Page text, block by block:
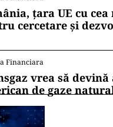
țara UE cu
cercetare și
Financiara
vrea să
de gaze